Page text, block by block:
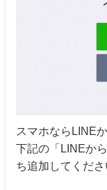
スマホならLINE
下記の「LINEか
ち追加してくださ